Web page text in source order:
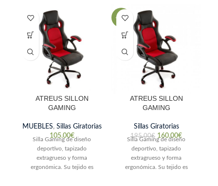
ATREUS SILLON
GAMING
MUEBLES, Sillas Giratorias
105.00€
Silla Gaming de diseño
deportivo, tapizado
extragrueso y forma
ergonómica. Su tejido es
-18%
ATREUS SILLON
GAMING
Sillas Giratorias
195.00€ 160.00€
Silla Gaming de diseño
deportivo, tapizado
extragrueso y forma
ergonómica. Su tejido es